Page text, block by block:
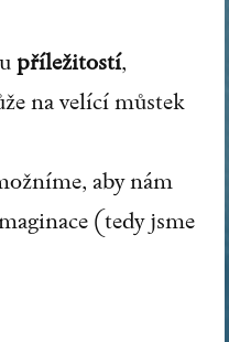
příležitostí,
na velící můstek
aby nám
(tedy jsme